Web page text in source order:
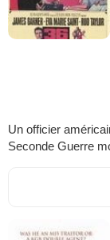
Un officier
Seconde Guerre